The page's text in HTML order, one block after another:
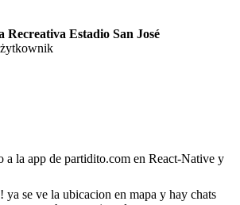
Estadio San José
a la app de partidito.com en React-Native y
ya se ve la ubicacion en mapa y hay chats